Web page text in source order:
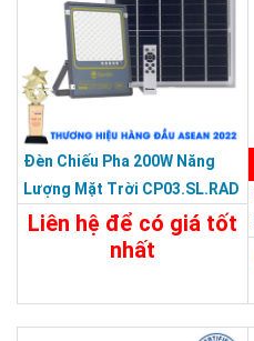
Đèn Chiếu Pha 200W Năng
Lượng Mặt Trời CP03.SL.RAD
200W.V2
Liên hệ để có giá tốt
nhất